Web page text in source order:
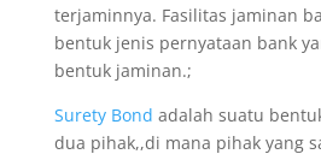
terjaminnya. Fasilitas jaminan
bentuk jenis pernyataan bank
bentuk jaminan.;
Surety Bond adalah suatu
dua pihak,,di mana pihak yang